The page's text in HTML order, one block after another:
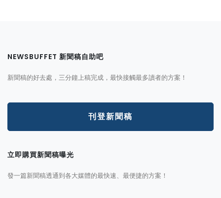
NEWSBUFFET 新聞稿自助吧
新聞稿的好去處，三分鐘上稿完成，最快接觸最多讀者的方案！
刊登新聞稿
立即購買新聞稿曝光
發一篇新聞稿透通到各大媒體的最快速、最便捷的方案！